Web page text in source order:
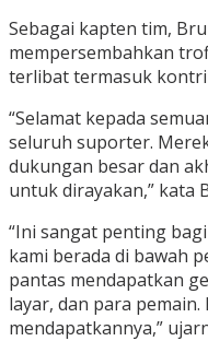
Sebagai kapten tim,
mempersembahkan
terlibat termasuk
“Selamat kepada
seluruh suporter.
dukungan besar dan
untuk dirayakan,” kata
“Ini sangat penting
kami berada di bawah
pantas mendapatkan
layar, dan para pemain.
mendapatkannya,”